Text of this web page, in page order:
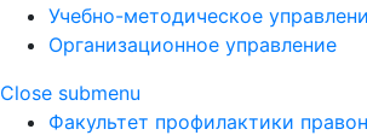
Учебно-методическое
Организационное управление
Close submenu
Факультет профилактики